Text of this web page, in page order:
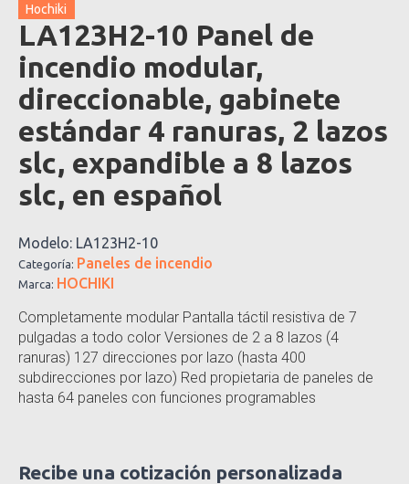
Hochiki
LA123H2-10 Panel de
incendio modular,
direccionable, gabinete
estándar 4 ranuras, 2 lazos
slc, expandible a 8 lazos
slc, en español
Modelo: LA123H2-10
Categoría: Paneles de incendio
Marca: HOCHIKI
Completamente modular Pantalla táctil resistiva de 7
pulgadas a todo color Versiones de 2 a 8 lazos (4
ranuras) 127 direcciones por lazo (hasta 400
subdirecciones por lazo) Red propietaria de paneles de
hasta 64 paneles con funciones programables
Recibe una cotización personalizada